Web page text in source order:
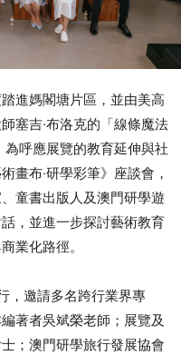
進媽閣塘片區，並由美高
塞吉‧布洛克的「線條魔法
為呼應展覽的教育延伸與社
畫布‧研學彩筆》座談會，
童書出版人及澳門研學遊
，並進一步探討藝術教育
業化路徑。
，邀請多名跨行業界專
著者吳斌榮老師；展覽及
；澳門研學旅行發展協會